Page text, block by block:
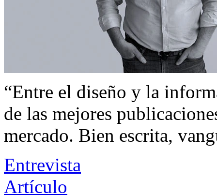
“Entre el diseño y la
de las mejores
mercado. Bien escrita,
Entrevista
Artículo